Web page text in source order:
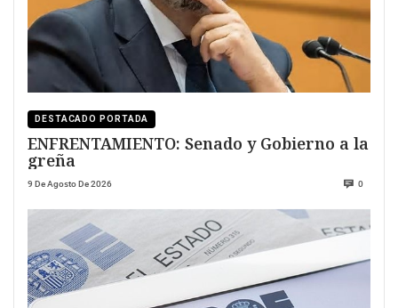
DESTACADO PORTADA
ENFRENTAMIENTO: Senado y Gobierno a la
greña
9 De Agosto De 2026 0